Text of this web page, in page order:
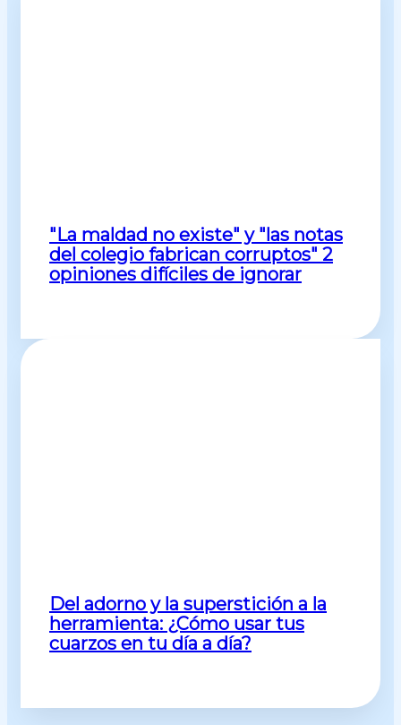
"La maldad no existe" y "las notas
del colegio fabrican corruptos" 2
opiniones difíciles de ignorar
Del adorno y la superstición a la
herramienta: ¿Cómo usar tus
cuarzos en tu día a día?